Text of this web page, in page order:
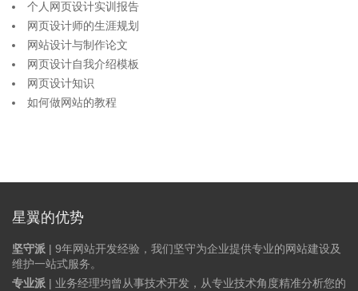
个人网页设计实训报告
网页设计师的生涯规划
网站设计与制作论文
网页设计自我介绍模板
网页设计知识
如何做网站的教程
星翼的优势
坚守派 | 9年网站开发经验，我们坚守为企业提供专业的网站建设及
维护一站式服务。
专业派 | 业务经理均曾从事技术开发，从专业技术角度精准分析您的